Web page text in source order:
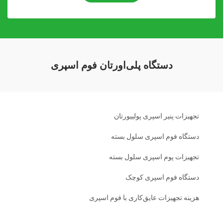
دستگاه پلی‌اورتان فوم اسپری
تجهیزات پنیر اسپری پولییورتان
دستگاه فوم اسپری سلول بسته
تجهیزات پوم اسپری سلول بسته
دستگاه فوم اسپری کوچک
هزینه تجهیزات عایق‌کاری با فوم اسپری